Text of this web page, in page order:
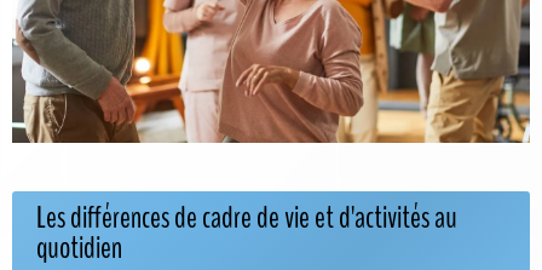
Les différences de cadre de vie et d'activités au
quotidien